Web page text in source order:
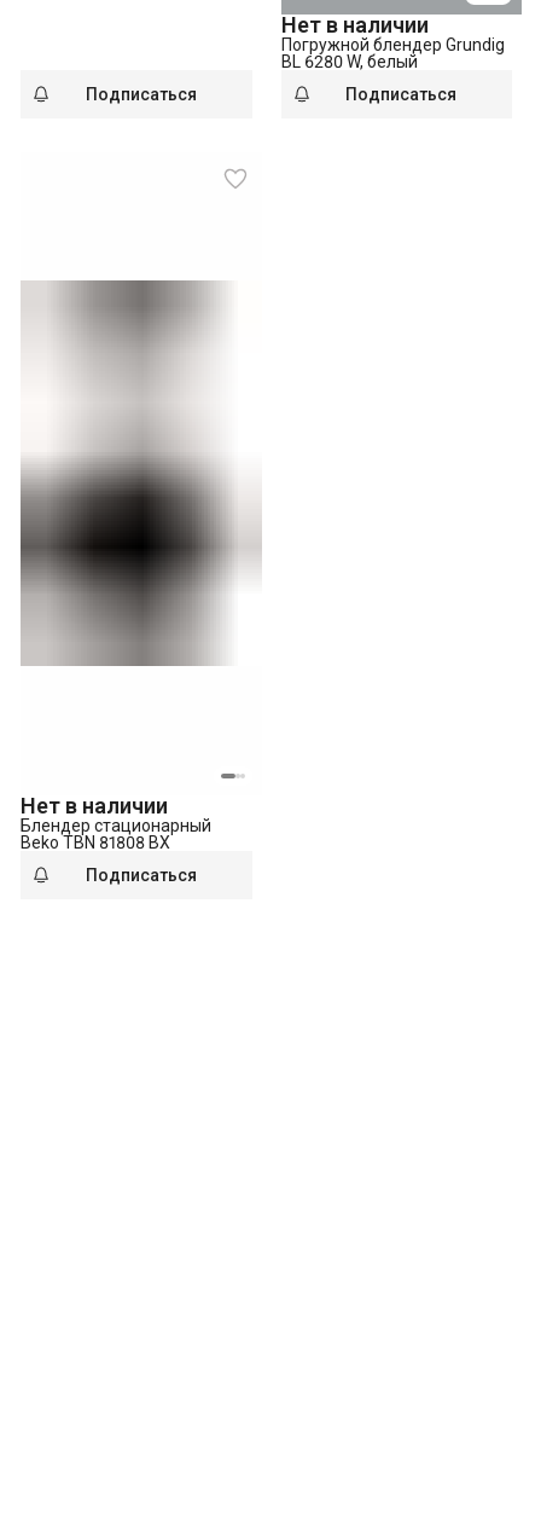
Подписаться
Нет в наличии
Погружной блендер Grundig
BL 6280 W, белый
Подписаться
Нет в наличии
Блендер стационарный
Beko TBN 81808 BX
Подписаться